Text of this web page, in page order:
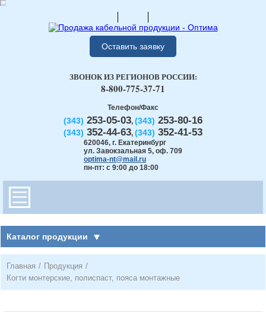
Оставить заявку
Телефон/Факс
(343) 253-05-03, (343) 253-80-16
(343) 352-44-63, (343) 352-41-53
620046, г. Екатеринбург
ул. Завокзальная 5, оф. 709
optima-nt@mail.ru
пн-пт: с 9:00 до 18:00
ЗВОНОК ИЗ РЕГИОНОВ РОССИИ:
8-800-775-37-71
Каталог продукции
Главная / Продукция /
Когти монтерские, полиспаст, пояса монтажные